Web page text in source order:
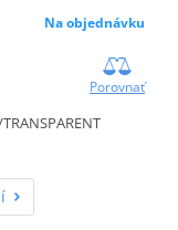
Na objednávku
Porovnať